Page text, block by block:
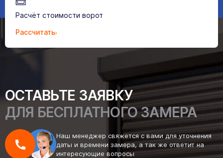
Расчёт стоимости ворот
Рассчитать
ОСТАВЬТЕ ЗАЯВКУ
ДЛЯ БЕСПЛАТНОГО ЗАМЕРА
Наш менеджер свяжется с вами для уточнения
даты и времени замера, а так же ответит на
интересующие вопросы